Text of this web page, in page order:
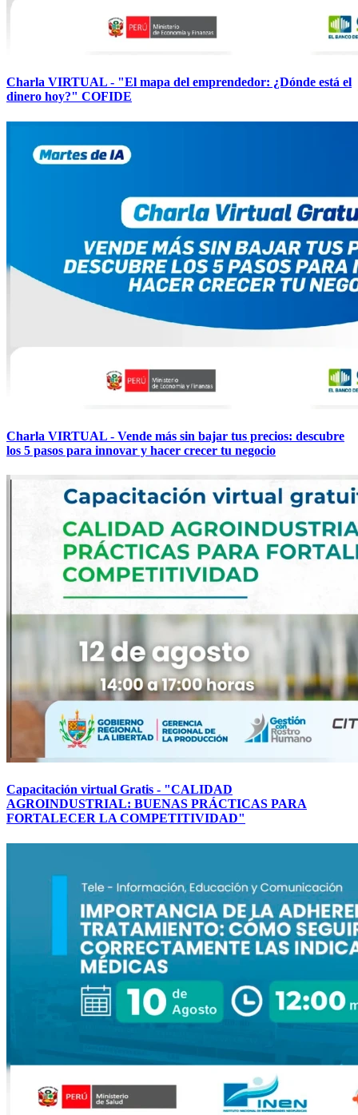
Charla VIRTUAL - "El mapa del emprendedor: ¿Dónde está el
dinero hoy?" COFIDE
Charla VIRTUAL - Vende más sin bajar tus precios: descubre
los 5 pasos para innovar y hacer crecer tu negocio
Capacitación virtual Gratis - "CALIDAD
AGROINDUSTRIAL: BUENAS PRÁCTICAS PARA
FORTALECER LA COMPETITIVIDAD"